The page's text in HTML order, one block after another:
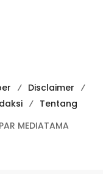
Disclaimer
Tentang
MEDIATAMA